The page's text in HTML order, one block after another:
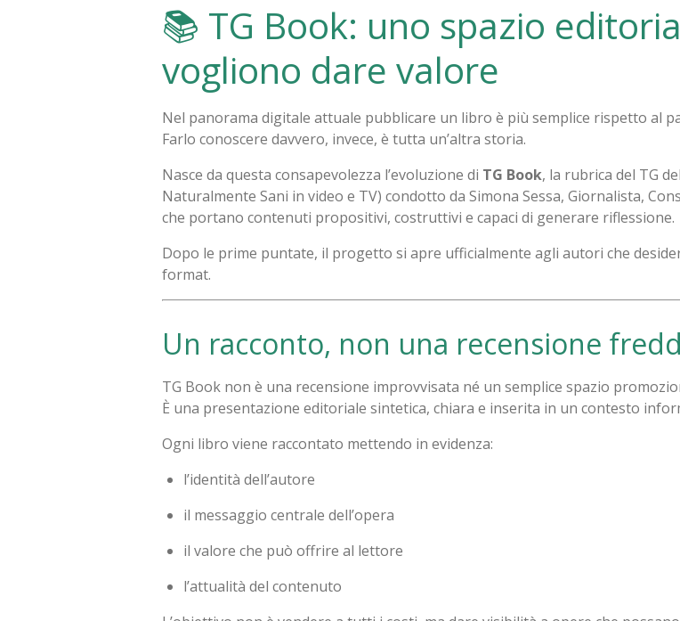
📚 TG Book: uno spazio
vogliono dare valore
Nel panorama digitale attuale pubblicare un libro è più semplice rispetto al
Farlo conoscere davvero, invece, è tutta un’altra storia.
Nasce da questa consapevolezza l’evoluzione di TG Book, la rubrica del TG
Naturalmente Sani in video e TV) condotto da Simona Sessa, Giornalista,
che portano contenuti propositivi, costruttivi e capaci di generare riflessione.
Dopo le prime puntate, il progetto si apre ufficialmente agli autori che
format.
Un racconto, non una recensione
TG Book non è una recensione improvvisata né un semplice spazio
È una presentazione editoriale sintetica, chiara e inserita in un contesto
Ogni libro viene raccontato mettendo in evidenza:
l’identità dell’autore
il messaggio centrale dell’opera
il valore che può offrire al lettore
l’attualità del contenuto